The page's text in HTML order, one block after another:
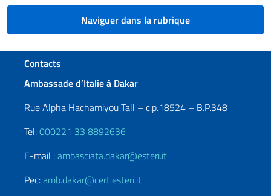
Naviguer dans la rubrique
Section de pied de page
Contacts
Ambassade d’Italie à Dakar
Rue Alpha Hachamiyou Tall – c.p.18524 – B.P.348
Tel:000221 33 8892636
E-mail :ambasciata.dakar@esteri.it
Pec:amb.dakar@cert.esteri.it